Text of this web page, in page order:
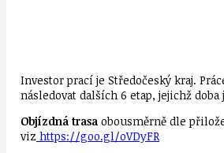
Investor prací je Středočeský kraj.
následovat dalších 6 etap, jejichž
Objízdná trasa obousměrně dle
viz https://goo.gl/oVDyFR